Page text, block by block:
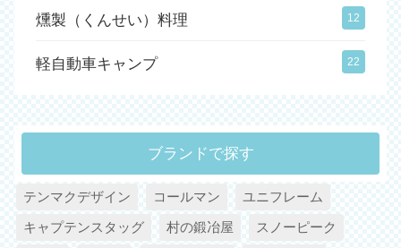
燻製（くんせい）料理 12
軽自動車キャンプ 22
ブランドで探す
テンマクデザイン コールマン
ユニフレーム
キャプテンスタッグ
村の鍛冶屋
スノーピーク